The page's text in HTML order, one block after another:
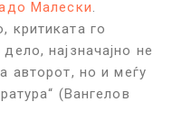
Малески.
критиката го
најзначајно не
авторот, но и меѓу
(Вангелов